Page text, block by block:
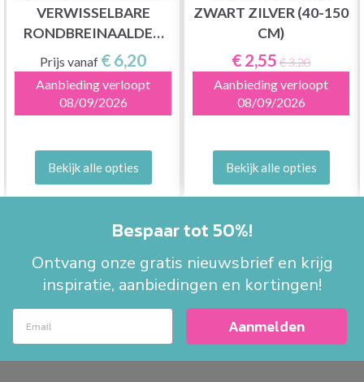
VERWISSELBARE
RONDBREINAALDEN
(5, 10 EN 13 CM)
Prijs vanaf € 6,20
Aanbieding verloopt
08/09/2026
Bekijk alle opties
ZWART ZILVER (40-150
CM)
€ 2,55 € 3,20
Aanbieding verloopt
08/09/2026
Bekijk alle opties
Bespaar tot 50%!
Ontvang onze gratis nieuwsbrief en krijg
inspiratie, aanbiedingen en kortingen!
Aanmelden